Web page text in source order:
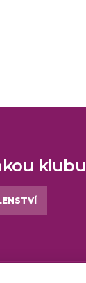
klubu